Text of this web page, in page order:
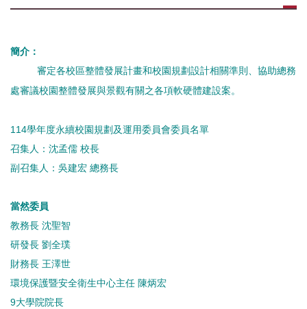
簡介：
審定各校區整體發展計畫和校園規劃設計相關準則、協助總務
處審議校園整體發展與景觀有關之各項軟硬體建設案。
114學年度永續校園規劃及運用委員會委員名單
召集人：沈孟儒 校長
副召集人：吳建宏 總務長
當然委員
教務長 沈聖智
研發長 劉全璞
財務長 王澤世
環境保護暨安全衛生中心主任 陳炳宏
9大學院院長